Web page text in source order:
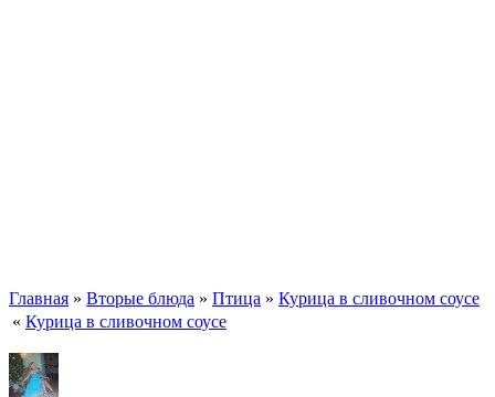
Главная » Вторые блюда » Птица » Курица в сливочном соусе
« Курица в сливочном соусе